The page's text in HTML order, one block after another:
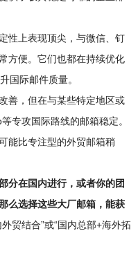
性上表现顶尖，与微信、钉
方便。它们也都在持续优化
国际邮件质量。
善，但在与某些特定地区或
专攻国际路线的邮箱稳定。
能比专注型的外贸邮箱稍
分在国内进行，或者你的团
么选择这些大厂邮箱，能获
贸结合”或“国内总部+海外拓